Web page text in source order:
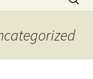
naar: